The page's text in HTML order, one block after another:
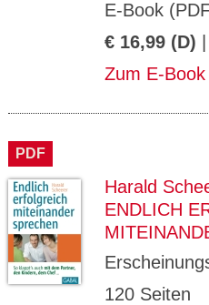
E-Book
€ 16,99 (D)
Zum E-
PDF
Harald
ENDLICH
120 Seiten